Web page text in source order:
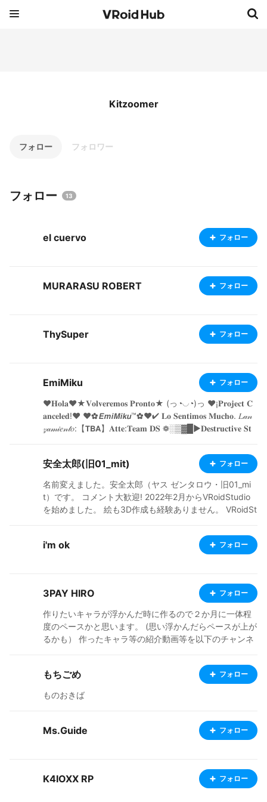
Kitzoomer
フォロー フォロワー
フォロー 13
el cuervo フォロー
MURARASU ROBERT フォロー
ThySuper フォロー
EmiMiku フォロー
❤𝐇𝐨𝐥𝐚❤★𝐕𝐨𝐥𝐯𝐞𝐫𝐞𝐦𝐨𝐬 𝐏𝐫𝐨𝐧𝐭𝐨★ (っ◔◡◔)っ ♥¡𝐏𝐫𝐨𝐣𝐞𝐜𝐭 𝐂
𝐚𝐧𝐜𝐞𝐥𝐞𝐝!♥ ♥✿𝙀𝙢𝙞𝙈𝙞𝙠𝙪™✿♥✔ 𝐋𝐨 𝐒𝐞𝐧𝐭𝐢𝐦𝐨𝐬 𝐌𝐮𝐜𝐡𝐨. 𝐿𝒶𝓃
𝓏𝒶𝓂𝒾𝑒𝓃𝓉𝑜:【𝗧𝗕𝗔 】𝐀𝐭𝐭𝐞:𝐓𝐞𝐚𝐦 𝐃𝐒 ❁░▒▓█►𝐃𝐞𝐬𝐭𝐫𝐮𝐜𝐭𝐢𝐯𝐞 𝐒𝐭
安全太郎(旧01_mit) フォロー
名前変えました。安全太郎（ヤス ゼンタロウ・旧01_mi
t）です。 コメント大歓迎! 2022年2月からVRoidStudio
を始めました。 絵も3D作成も経験ありません。 VRoidSt
ストACさん（https://www.ac-illust.com/）からDL、フ
ォトは最近はVRMPosingDesktopで撮影してます。 ケモ
i'm ok フォロー
3PAY HIRO フォロー
作りたいキャラが浮かんだ時に作るので２か月に一体程
度のペースかと思います。 (思い浮かんだらペースが上が
るかも） 作ったキャラ等の紹介動画等を以下のチャンネ
unds ・X(Twitter) ID: @3payHiro 呟きません。 ・制作
環境 VRoidStudio Metasequoia VRM-PartsAdder(Metas
た部品の色調整） Blender(たまにしか使わないので都度
p Studio Paint Wacom INTUOS CTH-680 好きなai:ジェ
ミニさん。 活動方針:良さげな(自分基準)モデルや衣装を
もちごめ フォロー
ものおきば
Ms.Guide フォロー
K4IOXX RP フォロー